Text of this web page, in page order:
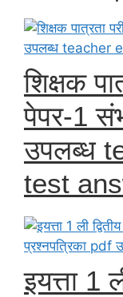
शिक्षक
पेपर-1
उपलब्ध
test
इयत्ता 1